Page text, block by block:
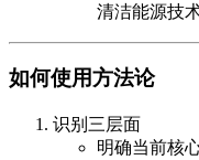
清洁能源技
如何使用方法论
识别三层面
明确当前核